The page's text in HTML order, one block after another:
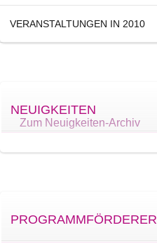
VERANSTALTUNGEN IN 2010
NEUIGKEITEN
Zum Neuigkeiten-Archiv
PROGRAMMFÖRDERER